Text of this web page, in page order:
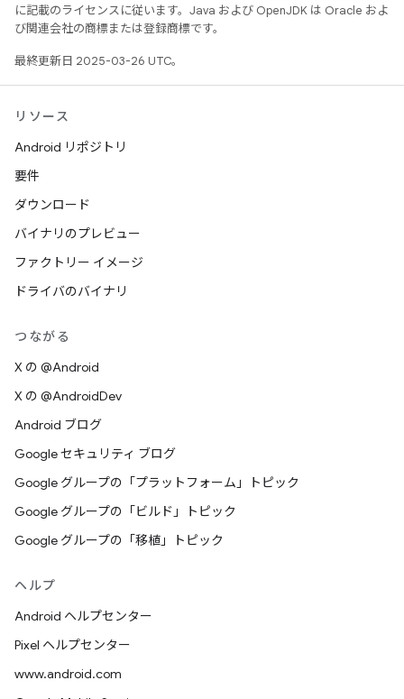
に記載のライセンスに従います。Java および OpenJDK は Oracle およ
び関連会社の商標または登録商標です。
最終更新日 2025-03-26 UTC。
リソース
Android リポジトリ
要件
ダウンロード
バイナリのプレビュー
ファクトリー イメージ
ドライバのバイナリ
つながる
X の @Android
X の @AndroidDev
Android ブログ
Google セキュリティ ブログ
Google グループの「プラットフォーム」トピック
Google グループの「ビルド」トピック
Google グループの「移植」トピック
ヘルプ
Android ヘルプセンター
Pixel ヘルプセンター
www.android.com